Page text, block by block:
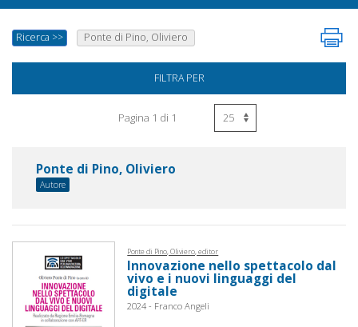
Ricerca >> Ponte di Pino, Oliviero
FILTRA PER
Pagina 1 di 1
Ponte di Pino, Oliviero
Autore
Ponte di Pino, Oliviero, editor
Innovazione nello spettacolo dal
vivo e i nuovi linguaggi del
digitale
2024 - Franco Angeli